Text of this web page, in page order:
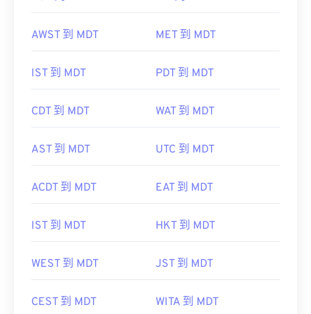
AWST 到 MDT MET 到 MDT
IST 到 MDT PDT 到 MDT
CDT 到 MDT WAT 到 MDT
AST 到 MDT UTC 到 MDT
ACDT 到 MDT EAT 到 MDT
IST 到 MDT HKT 到 MDT
WEST 到 MDT JST 到 MDT
CEST 到 MDT WITA 到 MDT